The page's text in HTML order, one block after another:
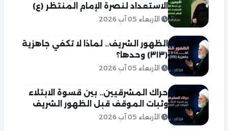
الاستعداد لنصرة الإمام المنتظر (ع)
الأربعاء 05 آب 2026
الظهور الشريف.. لماذا لا تكفي جاهزية
(٣١٣) وحدها؟
الأربعاء 05 آب 2026
حراك المشرقيين.. بين قسوة الابتلاء
وثبات الموقف قبل الظهور الشريف
الأربعاء 05 آب 2026